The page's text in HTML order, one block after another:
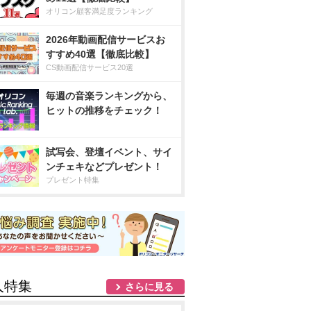
オリコン顧客満足度ランキング
2026年動画配信サービスお
すすめ40選【徹底比較】
CS動画配信サービス20選
毎週の音楽ランキングから、
ヒットの推移をチェック！
試写会、登壇イベント、サイ
ンチェキなどプレゼント！
プレゼント特集
特集 さらに見る